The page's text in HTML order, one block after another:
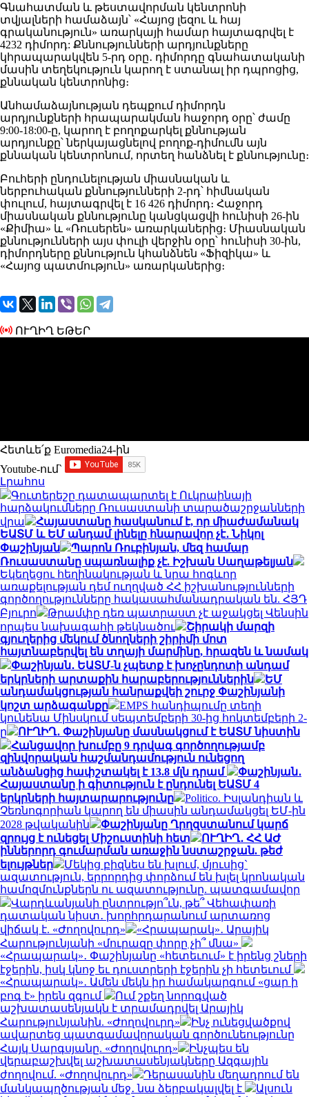
Գնահատման և թեստավորման կենտրոնի
տվյալների համաձայն՝ «Հայոց լեզու և հայ
գրականություն» առարկայի համար հայտագրվել է
4232 դիմորդ: Քննությունների արդյունքները
կհրապարակվեն 5-րդ օրը․ դիմորդը գնահատականի
մասին տեղեկություն կարող է ստանալ իր դպրոցից,
քննական կենտրոնից։
Անհամաձայնության դեպքում դիմորդն
արդյունքների հրապարակման հաջորդ օրը՝ ժամը
9:00-18:00-ը, կարող է բողոքարկել քննության
արդյունքը՝ ներկայացնելով բողոք-դիմումն այն
քննական կենտրոնում, որտեղ հանձնել է քննությունը։
Բուհերի ընդունելության միասնական և
ներբուհական քննությունների 2-րդ՝ հիմնական
փուլում, հայտագրվել է 16 426 դիմորդ։ Հաջորդ
միասնական քննությունը կանցկացվի հունիսի 26-ին
«Քիմիա» և «Ռուսերեն» առարկաներից։ Միասնական
քննությունների այս փուլի վերջին օրը՝ հունիսի 30-ին,
դիմորդները քննություն կհանձնեն «Ֆիզիկա» և
«Հայոց պատմություն» առարկաներից։
ՈՒՂԻՂ ԵԹԵՐ
Հետևե՛ք Euromedia24-ին
Youtube-ում`
Լրահոս
Գուտերեշը դատապարտել է Ուկրաինայի
հարձակումները Ռուսաստանի տարածաշրջանների
վրա
Հայաստանը հասկանում է, որ միաժամանակ
ԵԱՏՄ և ԵՄ անդամ լինելը հնարավոր չէ․ Նիկոլ
Փաշինյան
Պարոն Ռուբինյան, մեզ համար
Ռուսաստանը սպառնալիք չէ. Իշխան Սաղաթելյան
Եկեղեցու հեղինակության և նրա հոգևոր
առաքելության դեմ ուղղված ՀՀ իշխանությունների
գործողությունները հակասահմանադրական են. ՀՅԴ
Բյուրո
Թրամփը դեռ պատրաստ չէ աջակցել Վենսին
որպես նախագահի թեկնածու
Շիրակի մարզի
գյուղերից մեկում ծնողների շիրիմի մոտ
հայտնաբերվել են տղայի մարմինը, հրազեն և նամակ
Փաշինյան․ ԵԱՏՄ-ն չպետք է խոչընդոտի անդամ
երկրների արտաքին հարաբերություններին
ԵՄ
անդամակցության հանրաքվեի շուրջ Փաշինյանի
կոշտ արձագանքը
EMPS հանդիպումը տեղի
կունենա Մինսկում սեպտեմբերի 30-ից հոկտեմբերի 2-
ը
ՈՒՂԻՂ․ Փաշինյանը մասնակցում է ԵԱՏՄ նիստին
Հանցավոր խումբը 9 դրվագ գործողությամբ
զինվորական հաշմանդամություն ունեցող
անձանցից հափշտակել է 13.8 մլն դրամ
Փաշինյան․
Հայաստանը ի գիտություն է ընդունել ԵԱՏՄ 4
երկրների հայտարարությունը
Politico. Իսլանդիան և
Չեռնոգորիան կարող են միասին անդամակցել ԵՄ-ին
2028 թվականին
Փաշինյանը Ղրղզստանում կարճ
զրույց է ունեցել Միշուստինի հետ
ՈՒՂԻՂ․ ՀՀ ԱԺ
իններորդ գումարման առաջին նստաշրջան. թեժ
ելույթներ
Մեկից բիզնես են խլում, մյուսից`
ազատություն, երրորդից փորձում են խլել կրոնական
համոզմունքներն ու ազատությունը. պատգամավոր
Վարդևանյանի ընտրությո՞ւն, թե՞ Վեհափառի
դատական նիստ․ խորհրդարանում արտառոց
վիճակ է. «Ժողովուրդ»
«Հրապարակ»․ Արայիկ
Հարությունյանի «մուրազը փորը չի՞ մնա»
«Հրապարակ»․ Փաշինյանը «հետեւում» է իրենց շների
էջերին, իսկ կնոջ եւ դուստրերի էջերին չի հետեւում
«Հրապարակ»․ Ամեն մեկն իր համակարգում «ցար ի
բոգ է» իրեն զգում
Ում շքեղ նորոգված
աշխատասենյակն է տրամադրվել Արայիկ
Հարությունյանին. «Ժողովուրդ»
Ինչ ունեցվածքով
ավարտեց պատգամավորական գործունեությունը
Հայկ Սարգսյանը. «Ժողովուրդ»
Ինչպես են
վերաբաշխվել աշխատասենյակները Ազգային
ժողովում. «Ժողովուրդ»
Դերասանին մեղադրում են
մանկապղծության մեջ․ նա ձերբակալվել է
Ալսուն